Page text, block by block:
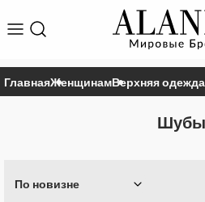
ГлавнаяЖенщинамВерхняя одежда
Шубы
По новизне